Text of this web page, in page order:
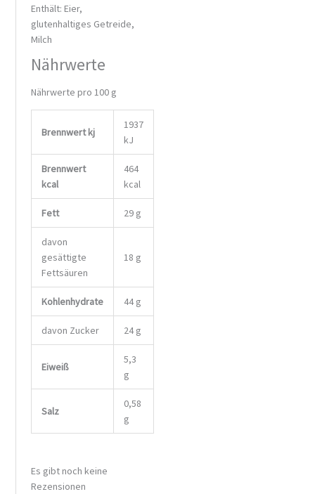
Enthält: Eier,
glutenhaltiges Getreide,
Milch
Nährwerte
Nährwerte pro 100 g
Brennwert kj
1937
kJ
Brennwert
kcal
464
kcal
Fett 29 g
davon
gesättigte
Fettsäuren
18 g
Kohlenhydrate 44 g
davon Zucker 24 g
Eiweiß
5,3
g
Salz
0,58
g
Es gibt noch keine
Rezensionen